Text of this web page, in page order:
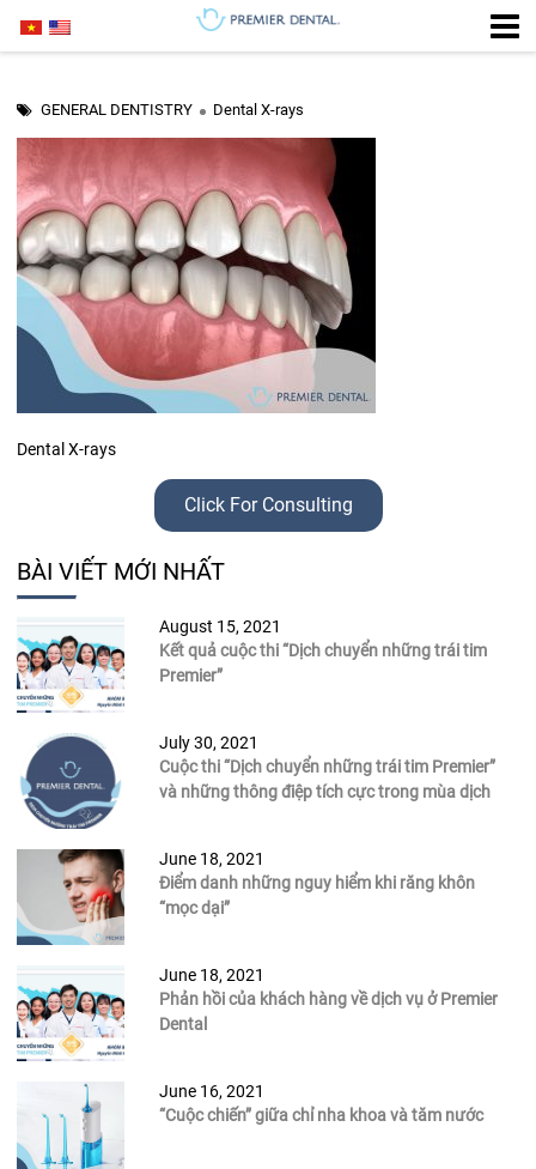
GENERAL DENTISTRY Dental X-rays
Dental X-rays
Click For Consulting
BÀI VIẾT MỚI NHẤT
August 15, 2021
Kết quả cuộc thi “Dịch chuyển những trái tim
Premier”
July 30, 2021
Cuộc thi “Dịch chuyển những trái tim Premier”
và những thông điệp tích cực trong mùa dịch
June 18, 2021
Điểm danh những nguy hiểm khi răng khôn
“mọc dại”
June 18, 2021
Phản hồi của khách hàng về dịch vụ ở Premier
Dental
June 16, 2021
“Cuộc chiến” giữa chỉ nha khoa và tăm nước